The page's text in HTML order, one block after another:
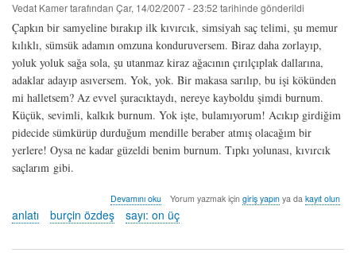
Vedat Kamertarafından Çar, 14/02/2007 - 23:52 tarihinde gönderildi
Çapkın bir samyeline bırakıp ilk kıvırcık, simsiyah saç telimi, şu memur
kılıklı, sümsük adamın omzuna konduruversem. Biraz daha zorlayıp,
yoluk yoluk sağa sola, şu utanmaz kiraz ağacının çırılçıplak dallarına,
adaklar adayıp asıversem. Yok, yok. Bir makasa sarılıp, bu işi kökünden
mi halletsem? Az evvel şuracıktaydı, nereye kayboldu şimdi burnum.
Küçük, sevimli, kalkık burnum. Yok işte, bulamıyorum! Acıkıp girdiğim
pidecide sümkürüp durduğum mendille beraber atmış olacağım bir
yerlere! Oysa ne kadar güzeldi benim burnum. Tıpkı yolunası, kıvırcık
saçlarım gibi.
makas
-
burçin
hakkında
Devamını oku Yorum yazmak için giriş yapınya da kayıt olun
anlatı burçin özdeş sayı: on üç